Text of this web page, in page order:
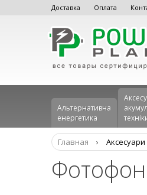
Доставка Оплата
Альтернативна
енергетика
Главная › Аксесуари